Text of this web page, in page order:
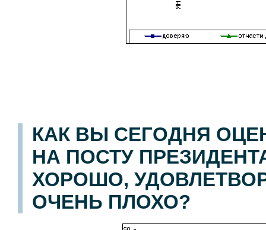
КАК ВЫ СЕГОДНЯ
НА ПОСТУ
ХОРОШО,
ОЧЕНЬ ПЛОХО?